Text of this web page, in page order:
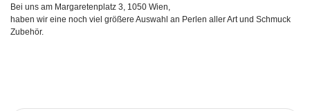
Bei uns am Margaretenplatz 3, 1050 Wien,
haben wir eine noch viel größere Auswahl an Perlen aller Art und Schmuck
Zubehör.